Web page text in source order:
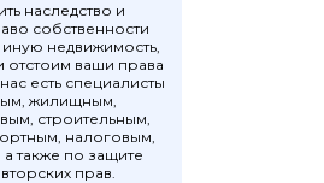
наследство и
собственности
недвижимость,
отстоим ваши права
есть специалисты
жилищным,
строительным,
налоговым,
также по защите
прав.